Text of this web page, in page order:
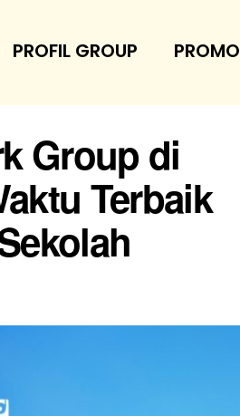
PROFIL GROUP PROMO
Group di
Terbaik